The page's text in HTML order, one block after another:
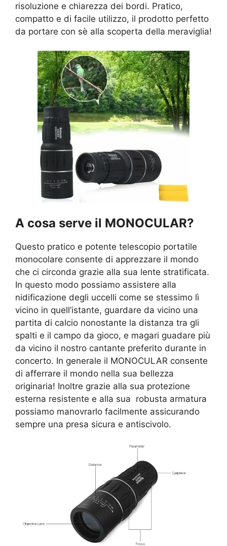
risoluzione e chiarezza dei bordi. Pratico,
compatto e di facile utilizzo, il prodotto perfetto
da portare con sè alla scoperta della meraviglia!
A cosa serve il MONOCULAR?
Questo pratico e potente telescopio portatile
monocolare consente di apprezzare il mondo
che ci circonda grazie alla sua lente stratificata.
In questo modo possiamo assistere alla
nidificazione degli uccelli come se stessimo lì
vicino in quell’istante, guardare da vicino una
partita di calcio nonostante la distanza tra gli
spalti e il campo da gioco, e magari guadare più
da vicino il nostro cantante preferito durante in
concerto. In generale il MONOCULAR consente
di afferrare il mondo nella sua bellezza
originaria! Inoltre grazie alla sua protezione
esterna resistente e alla sua robusta armatura
possiamo manovrarlo facilmente assicurando
sempre una presa sicura e antiscivolo.